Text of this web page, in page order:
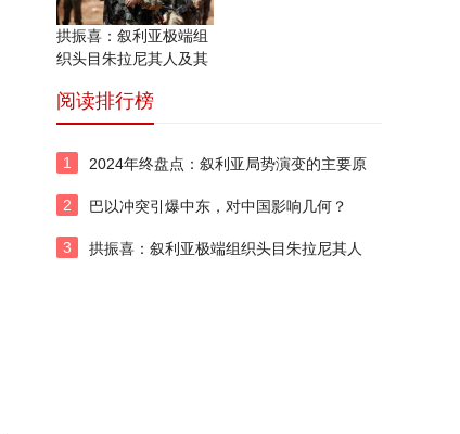
拱振喜：叙利亚极端组
织头目朱拉尼其人及其
阅读排行榜
1
2024年终盘点：叙利亚局势演变的主要原
2
巴以冲突​引爆中东，对中国影响几何？
3
拱振喜：叙利亚极端组织头目朱拉尼其人